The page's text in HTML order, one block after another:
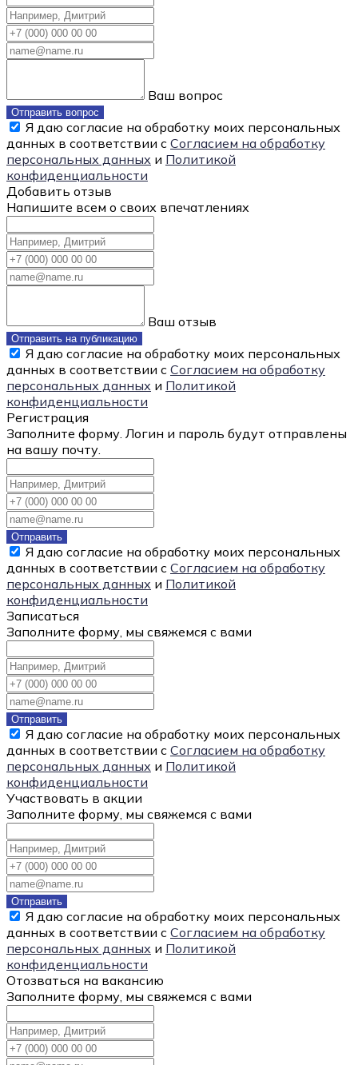
Ваш вопрос
Отправить вопрос
Я даю согласие на обработку моих персональных
данных в соответствии с Согласием на обработку
персональных данных и Политикой
конфиденциальности
Добавить отзыв
Напишите всем о своих впечатлениях
Ваш отзыв
Отправить на публикацию
Я даю согласие на обработку моих персональных
данных в соответствии с Согласием на обработку
персональных данных и Политикой
конфиденциальности
Регистрация
Заполните форму. Логин и пароль будут отправлены
на вашу почту.
Отправить
Я даю согласие на обработку моих персональных
данных в соответствии с Согласием на обработку
персональных данных и Политикой
конфиденциальности
Записаться
Заполните форму, мы свяжемся с вами
Отправить
Я даю согласие на обработку моих персональных
данных в соответствии с Согласием на обработку
персональных данных и Политикой
конфиденциальности
Участвовать в акции
Заполните форму, мы свяжемся с вами
Отправить
Я даю согласие на обработку моих персональных
данных в соответствии с Согласием на обработку
персональных данных и Политикой
конфиденциальности
Отозваться на вакансию
Заполните форму, мы свяжемся с вами